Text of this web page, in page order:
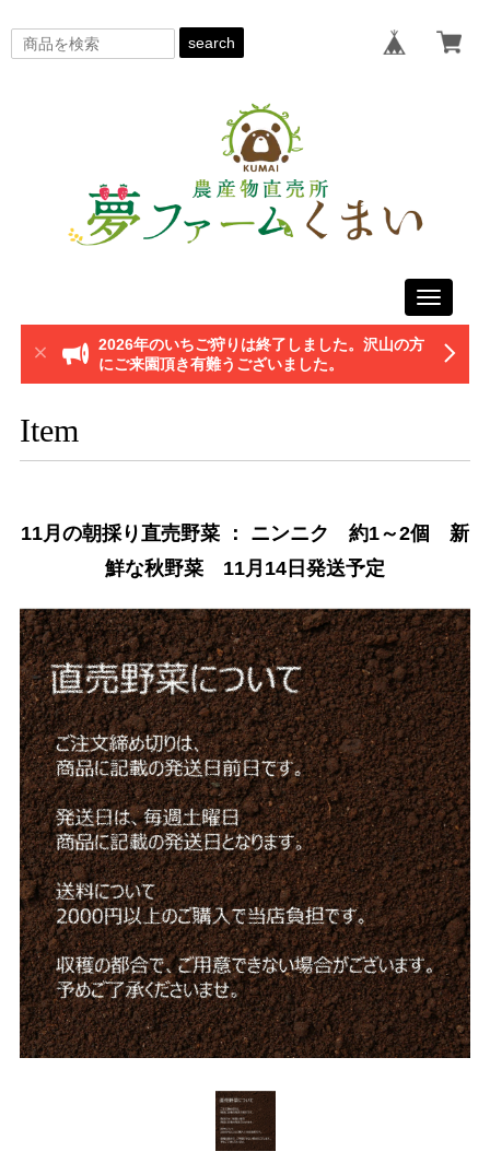
search
Toggle
2026年のいちご狩りは終了しました。沢山の方
にご来園頂き有難うございました。
Item
11月の朝採り直売野菜 ： ニンニク 約1～2個 新
鮮な秋野菜 11月14日発送予定